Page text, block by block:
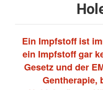
Ein Impfstoff ist
ein Impfstoff gar
Gesetz und der
Gentherapie,